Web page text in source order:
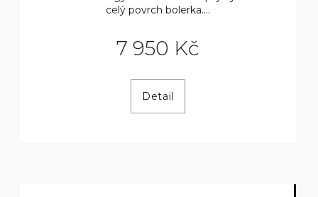
7 950 Kč
Detail
celý povrch bolerka....